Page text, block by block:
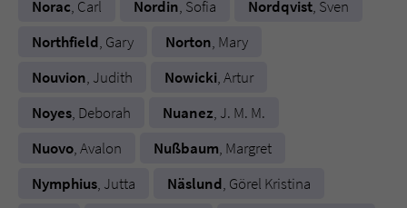
Norac, Carl Nordin, Sofia Nordqvist, Sven
Northfield, Gary Norton, Mary
Nouvion, Judith Nowicki, Artur
Noyes, Deborah Nuanez, J. M. M.
Nuovo, Avalon Nußbaum, Margret
Nymphius, Jutta Näslund, Görel Kristina